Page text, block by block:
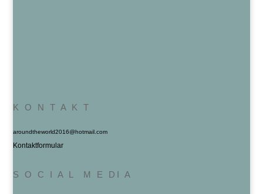
K O N T A K T
aroundtheworld2016@hotmail.com
Kontaktformular
S O C I A L M E DI A